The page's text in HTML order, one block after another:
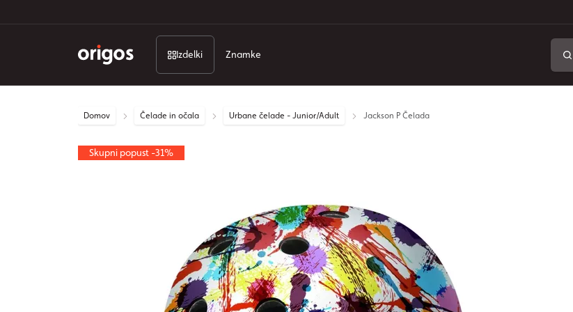
Izdelki Znamke
Domov Čelade in očala Urbane čelade - Junior/Adult Jackson P Čelada
Skupni popust -31%